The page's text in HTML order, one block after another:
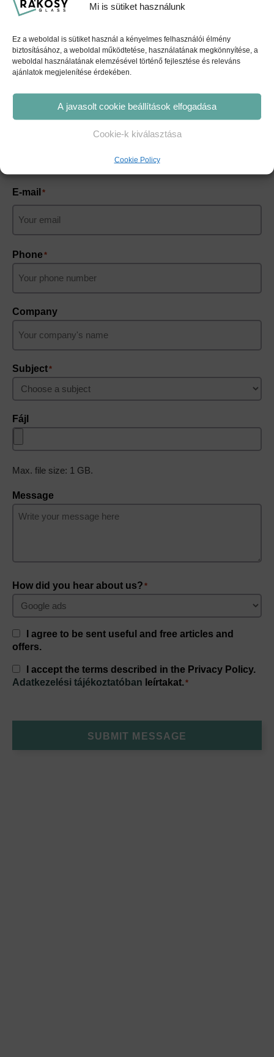
Mi is sütiket használunk
Ez a weboldal is sütiket használ a kényelmes felhasználói élmény
biztosításához, a weboldal működtetése, használatának megkönnyítése, a
weboldal használatának elemzésével történő fejlesztése és releváns
ajánlatok megjelenítése érdekében.
A javasolt cookie beállítások elfogadása
Cookie-k kiválasztása
Cookie Policy
REQUEST A QUOTE
SIMPLY WITH A FEW CLICKS
E-mail *
Phone *
Company
Subject*
Fájl
Max. file size: 1 GB.
Message
How did you hear about us? *
Consent
I agree to be sent useful and free articles and
offers.
Consent *
I accept the terms described in the Privacy Policy.
Adatkezelési tájékoztatóban leírtakat.*
SUBMIT MESSAGE